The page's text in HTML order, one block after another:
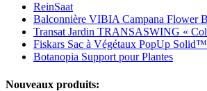
ReinSaat
Balconnière VIBIA Campana Flower
Transat Jardin TRANSASWING «
Fiskars Sac à Végétaux PopUp
Botanopia Support pour Plantes
Nouveaux produits: